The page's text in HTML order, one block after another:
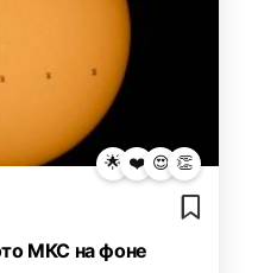
🌟 ❤️ 😍 👏
МКС на фоне